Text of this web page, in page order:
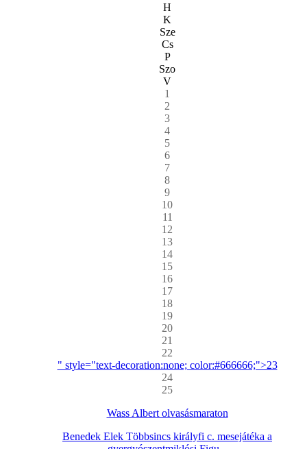
H
K
Sze
Cs
P
Szo
V
1
2
3
4
5
6
7
8
9
10
11
12
13
14
15
16
17
18
19
20
21
22
" style="text-decoration:none; color:#666666;">23
24
25
Wass Albert olvasásmaraton
Benedek Elek Többsincs királyfi c. mesejátéka a